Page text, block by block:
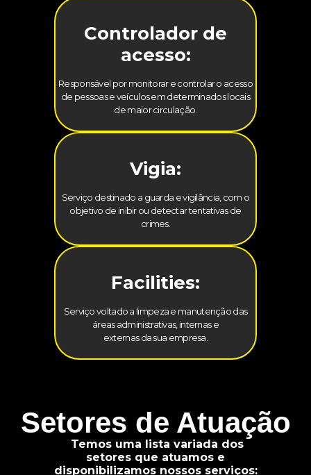
Controlador de
acesso:
Responsável por monitorar e controlar o acesso
de pessoas e veículos em determinados locais
de maior circulação.
Vigia:
Serviço destinado a guarda e vigilância, com o
objetivo de inibir ou detectar tentativas de
crimes.
Facilities:
Serviço voltado a limpeza e manutenção das
áreas administrativas, internas e
externas da sua empresa.
Setores de Atuação
Temos uma lista variada dos
setores que atuamos e
disponibilizamos nossos serviços: